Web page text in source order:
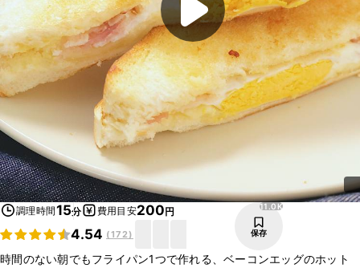
調理時間15分 費用目安200円
4.54 (172)
11.0K
保存
時間のない朝でもフライパン1つで作れる、ベーコンエッグのホット